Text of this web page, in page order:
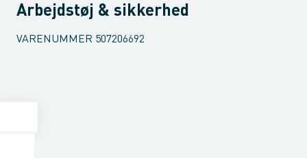
Arbejdstøj & sikkerhed
VARENUMMER 507206692